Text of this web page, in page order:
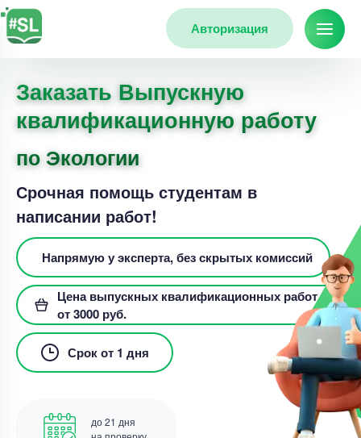
Авторизация
Заказать Выпускную
квалификационную работу
по Экологии
Срочная помощь студентам в
написании работ!
Напрямую у эксперта, без скрытых комиссий
Цена выпускных квалификационных работ
от 3000 руб.
Срок от 1 дня
до 21 дня